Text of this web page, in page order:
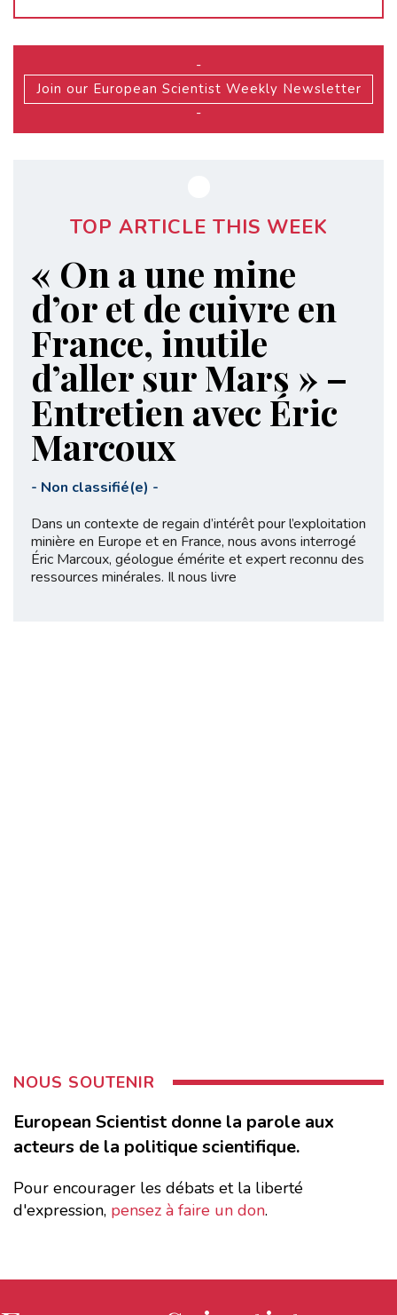
-
Join our European Scientist Weekly Newsletter
-
TOP ARTICLE THIS WEEK
« On a une mine
d’or et de cuivre en
France, inutile
d’aller sur Mars » –
Entretien avec Éric
Marcoux
- Non classifié(e) -
Dans un contexte de regain d’intérêt pour l’exploitation
minière en Europe et en France, nous avons interrogé
Éric Marcoux, géologue émérite et expert reconnu des
ressources minérales. Il nous livre
NOUS SOUTENIR
European Scientist donne la parole aux
acteurs de la politique scientifique.
Pour encourager les débats et la liberté
d'expression, pensez à faire un don.